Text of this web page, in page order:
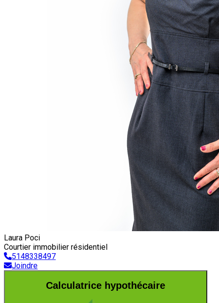
Laura Poci
Courtier immobilier résidentiel
5148338497
Joindre
Calculatrice hypothécaire